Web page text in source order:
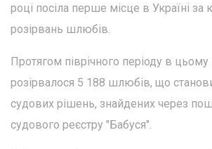
році посіла перше місце в Україні за
розірвань шлюбів.
Протягом піврічного періоду в цьому
розірвалося 5 188 шлюбів, що
судових рішень, знайдених через
судового реєстру "Бабуся".